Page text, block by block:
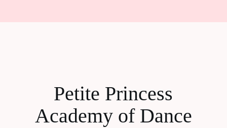
Petite Princess
Academy of Dance